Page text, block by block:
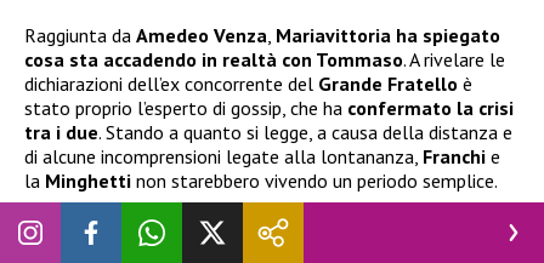
Raggiunta da Amedeo Venza Mariavittoria ha spiegato
cosa sta accadendo in realtà con Tommaso. A rivelare le
dichiarazioni dell’ex concorrente del Grande Fratello è
stato proprio l’esperto di gossip, che ha confermato la crisi
tra i due. Stando a quanto si legge, a causa della distanza e
di alcune incomprensioni legate alla lontananza, Franchi e
la Minghetti non starebbero vivendo un periodo semplice.